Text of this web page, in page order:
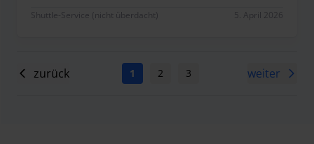
Shuttle-Service (nicht überdacht) 5. April 2026
zurück 1 2 3 6
weiter